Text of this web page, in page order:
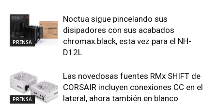
PRENSA
Noctua sigue pincelando sus
disipadores con sus acabados
chromax.black, esta vez para el NH-
D12L
PRENSA
Las novedosas fuentes RMx SHIFT de
CORSAIR incluyen conexiones CC en el
lateral, ahora también en blanco